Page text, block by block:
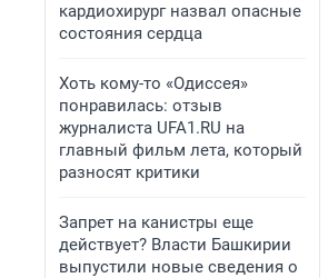
кардиохирург назвал опасные
состояния сердца
Хоть кому-то «Одиссея»
понравилась: отзыв
журналиста UFA1.RU на
главный фильм лета, который
разносят критики
Запрет на канистры еще
действует? Власти Башкирии
выпустили новые сведения о